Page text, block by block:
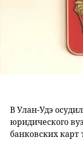
В Улан-Удэ
юридического
банковских